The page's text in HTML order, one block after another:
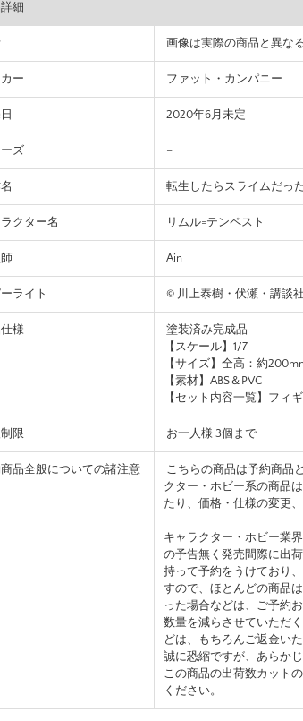
細
画像は実際の商品と異な
ー ファット・カンパニー
2020年6月未定
ズ –
転生したらスライムだっ
クター名 リムル=テンペスト
Ain
ライト © 川上泰樹・伏瀬・講談
様
塗装済み完成品
【スケール】1/7
【サイズ】全高：約
【素材】ABS＆PVC
【セット内容一覧】フ
限 お一人様 3個まで
品全般についての諸注意
こちらの商品は予約商品
クター・ホビー系の商品
たり、価格・仕様の変更
キャラクター・ホビー業
の予告無く発売間際に出
持って予約をうけており
すので、ほとんどの商品
った場合などは、ご予約
数量を減らさせていただ
どは、もちろんご返金いた
誠に恐縮ですが、あらか
この商品の出荷数カット
ください。